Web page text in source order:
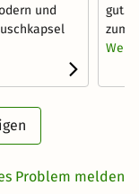
und
gut.
zum
Problem melden